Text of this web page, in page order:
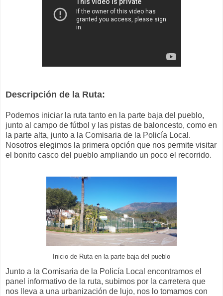
Descripción de la Ruta:
Podemos iniciar la ruta tanto en la parte baja del pueblo,
junto al campo de fútbol y las pistas de baloncesto, como en
la parte alta, junto a la Comisaria de la Policía Local.
Nosotros elegimos la primera opción que nos permite visitar
el bonito casco del pueblo ampliando un poco el recorrido.
Inicio de Ruta en la parte baja del pueblo
Junto a la Comisaria de la Policía Local encontramos el
panel informativo de la ruta, subimos por la carretera que
nos lleva a una urbanización de lujo, nos lo tomamos con